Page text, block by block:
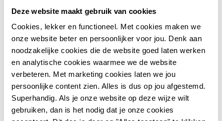
Deze website maakt gebruik van cookies
Cookies, lekker en functioneel. Met cookies maken we
onze website beter en persoonlijker voor jou. Denk aan
noodzakelijke cookies die de website goed laten werken
en analytische cookies waarmee we de website
verbeteren. Met marketing cookies laten we jou
persoonlijke content zien. Alles is dus op jou afgestemd.
Superhandig. Als je onze website op deze wijze wilt
gebruiken, dan is het nodig dat je onze cookies